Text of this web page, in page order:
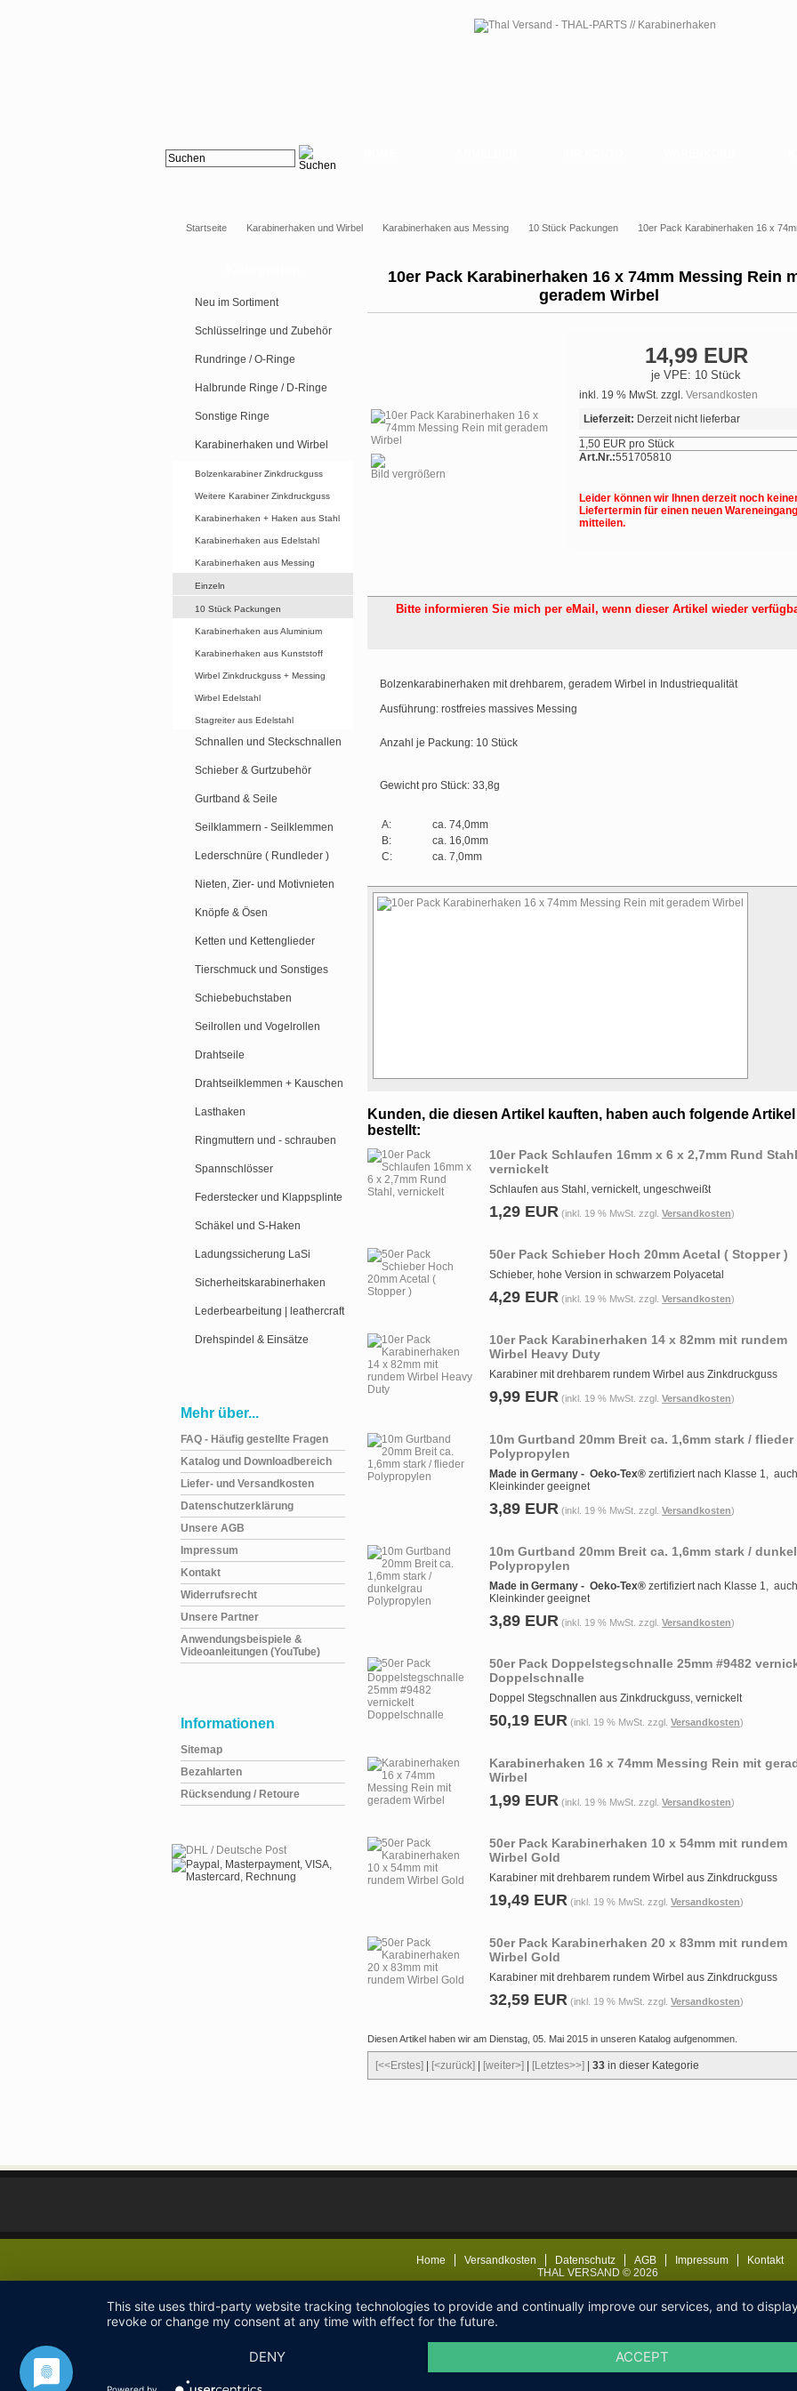
Startseite Karabinerhaken und Wirbel Karabinerhaken aus Messing 10 Stück Packungen 10er Pack Karabinerhaken 16 x
Neu im Sortiment
Schlüsselringe und Zubehör
Rundringe / O-Ringe
Halbrunde Ringe / D-Ringe
Sonstige Ringe
Karabinerhaken und Wirbel
Bolzenkarabiner Zinkdruckguss
Weitere Karabiner Zinkdruckguss
Karabinerhaken + Haken aus Stahl
Karabinerhaken aus Edelstahl
Karabinerhaken aus Messing
Einzeln
10 Stück Packungen
Karabinerhaken aus Aluminium
Karabinerhaken aus Kunststoff
Wirbel Zinkdruckguss + Messing
Wirbel Edelstahl
Stagreiter aus Edelstahl
Schnallen und Steckschnallen
Schieber & Gurtzubehör
Gurtband & Seile
Seilklammern - Seilklemmen
Lederschnüre ( Rundleder )
Nieten, Zier- und Motivnieten
Knöpfe & Ösen
Ketten und Kettenglieder
Tierschmuck und Sonstiges
Schiebebuchstaben
Seilrollen und Vogelrollen
Drahtseile
Drahtseilklemmen + Kauschen
Lasthaken
Ringmuttern und - schrauben
Spannschlösser
Federstecker und Klappsplinte
Schäkel und S-Haken
Ladungssicherung LaSi
Sicherheitskarabinerhaken
Lederbearbeitung | leathercraft
Drehspindel & Einsätze
Mehr über...
FAQ - Häufig gestellte Fragen
Katalog und Downloadbereich
Liefer- und Versandkosten
Datenschutzerklärung
Unsere AGB
Impressum
Kontakt
Widerrufsrecht
Unsere Partner
Anwendungsbeispiele &
Videoanleitungen (YouTube)
Informationen
Sitemap
Bezahlarten
Rücksendung / Retoure
10er Pack Karabinerhaken 16 x 74mm Messing Rein
geradem Wirbel
Bild vergrößern
14,99 EUR
je VPE: 10 Stück
inkl. 19 % MwSt. zzgl. Versandkosten
Lieferzeit: Derzeit nicht lieferbar
1,50 EUR pro Stück
Art.Nr.:551705810
Leider können wir Ihnen derzeit noch
Liefertermin für einen neuen Wareneingang
mitteilen.
Bitte informieren Sie mich per eMail, wenn dieser Artikel wieder
Bolzenkarabinerhaken mit drehbarem, geradem Wirbel in Industriequalität
Ausführung: rostfreies massives Messing
Anzahl je Packung: 10 Stück
Gewicht pro Stück: 33,8g
A:
ca. 74,0mm
B:
ca. 16,0mm
C:
ca. 7,0mm
Kunden, die diesen Artikel kauften, haben auch folgende Artikel
bestellt:
10er Pack Schlaufen 16mm x 6 x 2,7mm Rund
vernickelt
Schlaufen aus Stahl, vernickelt, ungeschweißt
1,29 EUR (inkl. 19 % MwSt. zzgl. Versandkosten)
50er Pack Schieber Hoch 20mm Acetal ( Stopper )
Schieber, hohe Version in schwarzem Polyacetal
4,29 EUR (inkl. 19 % MwSt. zzgl. Versandkosten)
10er Pack Karabinerhaken 14 x 82mm mit rundem
Wirbel Heavy Duty
Karabiner mit drehbarem rundem Wirbel aus Zinkdruckguss
9,99 EUR (inkl. 19 % MwSt. zzgl. Versandkosten)
10m Gurtband 20mm Breit ca. 1,6mm stark / flieder
Polypropylen
Made in Germany - Oeko-Tex® zertifiziert nach Klasse 1,
Kleinkinder geeignet
3,89 EUR (inkl. 19 % MwSt. zzgl. Versandkosten)
10m Gurtband 20mm Breit ca. 1,6mm stark /
Polypropylen
Made in Germany - Oeko-Tex® zertifiziert nach Klasse 1,
Kleinkinder geeignet
3,89 EUR (inkl. 19 % MwSt. zzgl. Versandkosten)
50er Pack Doppelstegschnalle 25mm #9482
Doppelschnalle
Doppel Stegschnallen aus Zinkdruckguss, vernickelt
50,19 EUR (inkl. 19 % MwSt. zzgl. Versandkosten)
Karabinerhaken 16 x 74mm Messing Rein mit
Wirbel
1,99 EUR (inkl. 19 % MwSt. zzgl. Versandkosten)
50er Pack Karabinerhaken 10 x 54mm mit rundem
Wirbel Gold
Karabiner mit drehbarem rundem Wirbel aus Zinkdruckguss
19,49 EUR (inkl. 19 % MwSt. zzgl. Versandkosten)
50er Pack Karabinerhaken 20 x 83mm mit rundem
Wirbel Gold
Karabiner mit drehbarem rundem Wirbel aus Zinkdruckguss
32,59 EUR (inkl. 19 % MwSt. zzgl. Versandkosten)
Diesen Artikel haben wir am Dienstag, 05. Mai 2015 in unseren Katalog aufgenommen.
[<<Erstes] [<zurück] [weiter>] [Letztes>>] 33 in dieser Kategorie
Home Versandkosten Datenschutz AGB Impressum
Kontakt
THAL VERSAND © 2026
This site uses third-party website tracking technologies to provide and continually improve our services, and to
revoke or change my consent at any time with effect for the future.
DENY ACCEPT